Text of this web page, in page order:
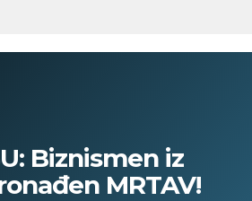
Biznismen iz
MRTAV!